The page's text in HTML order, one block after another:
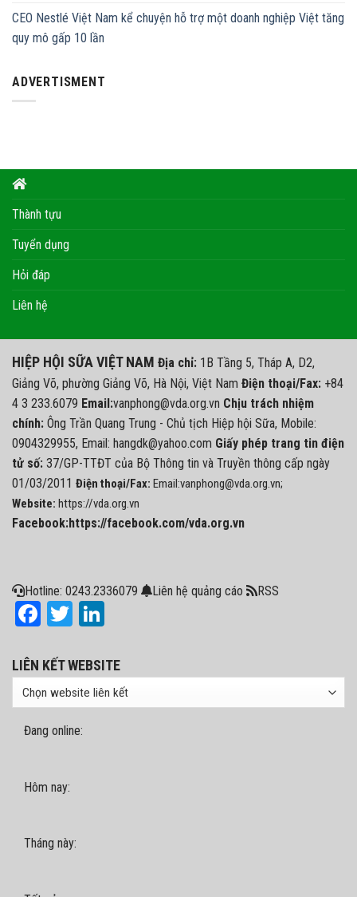
CEO Nestlé Việt Nam kể chuyện hỗ trợ một doanh nghiệp Việt tăng
quy mô gấp 10 lần
ADVERTISMENT
Thành tựu
Tuyển dụng
Hỏi đáp
Liên hệ
HIỆP HỘI SỮA VIỆT NAM Địa chỉ: 1B Tầng 5, Tháp A, D2,
Giảng Võ, phường Giảng Võ, Hà Nội, Việt Nam Điện thoại/Fax: +84
4 3 233.6079 Email:vanphong@vda.org.vn Chịu trách nhiệm
chính: Ông Trần Quang Trung - Chủ tịch Hiệp hội Sữa, Mobile:
0904329955, Email: hangdk@yahoo.com Giấy phép trang tin điện
tử số: 37/GP-TTĐT của Bộ Thông tin và Truyền thông cấp ngày
01/03/2011 Điện thoại/Fax: Email:vanphong@vda.org.vn;
Website: https://vda.org.vn
Facebook:https://facebook.com/vda.org.vn
Hotline: 0243.2336079 Liên hệ quảng cáo RSS
Facebook
Twitter
LIÊN KẾT WEBSITE
Đang online:
Hôm nay:
Tháng này: